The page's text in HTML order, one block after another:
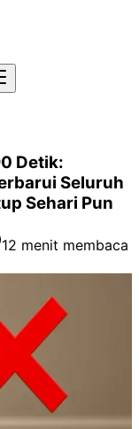
Detik:
Seluruh
Sehari Pun
12 menit membaca